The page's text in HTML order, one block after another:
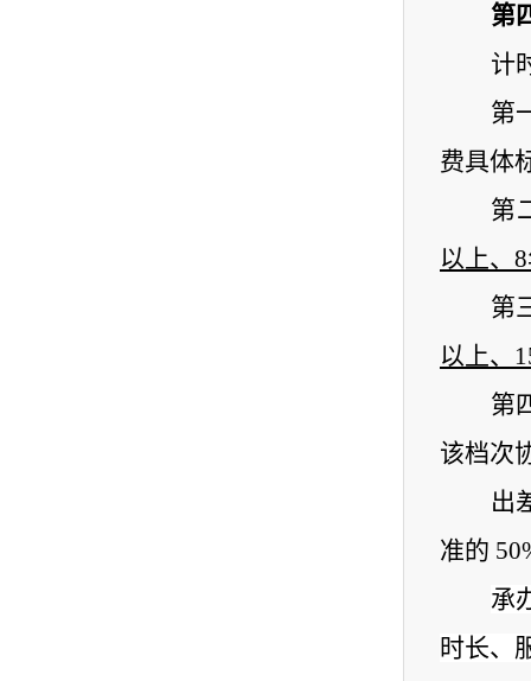
第
计
第
费具体
第
以上、
第
以上、
第
该档次
出
准的
承
时长、